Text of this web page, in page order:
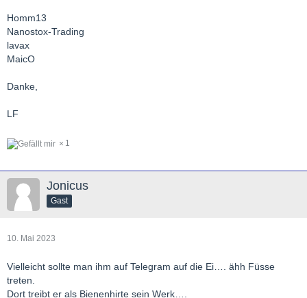
Homm13
Nanostox-Trading
lavax
MaicO
Danke,
LF
1
Jonicus
Gast
10. Mai 2023
Vielleicht sollte man ihm auf Telegram auf die Ei…. ähh Füsse
treten.
Dort treibt er als Bienenhirte sein Werk….